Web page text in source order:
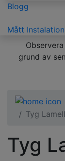
Blogg
Mått Instalation
grund av
Tyg
Tyg